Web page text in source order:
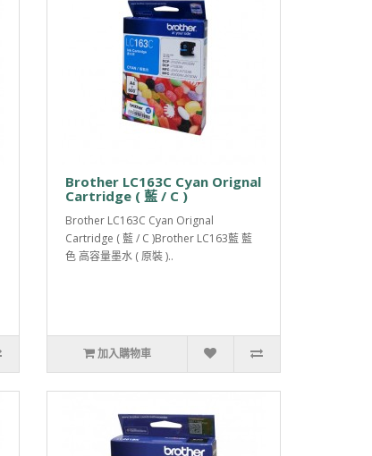
Brother LC163C Cyan Orignal
Cartridge ( 藍 / C )
Brother LC163C Cyan Orignal
Cartridge ( 藍 / C )Brother LC163藍 藍
色 高容量墨水 ( 原裝 )..
加入購物車